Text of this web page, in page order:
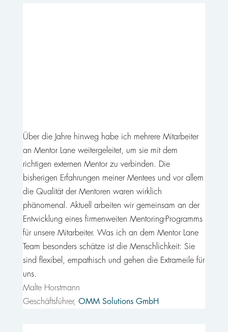
Über die Jahre hinweg habe ich mehrere Mitarbeiter
an Mentor Lane weitergeleitet, um sie mit dem
richtigen externen Mentor zu verbinden. Die
bisherigen Erfahrungen meiner Mentees und vor allem
die Qualität der Mentoren waren wirklich
phänomenal. Aktuell arbeiten wir gemeinsam an der
Entwicklung eines firmenweiten Mentoring-Programms
für unsere Mitarbeiter. Was ich an dem Mentor Lane
Team besonders schätze ist die Menschlichkeit: Sie
sind flexibel, empathisch und gehen die Extrameile für
uns.
Malte Horstmann
Geschäftsführer, OMM Solutions GmbH